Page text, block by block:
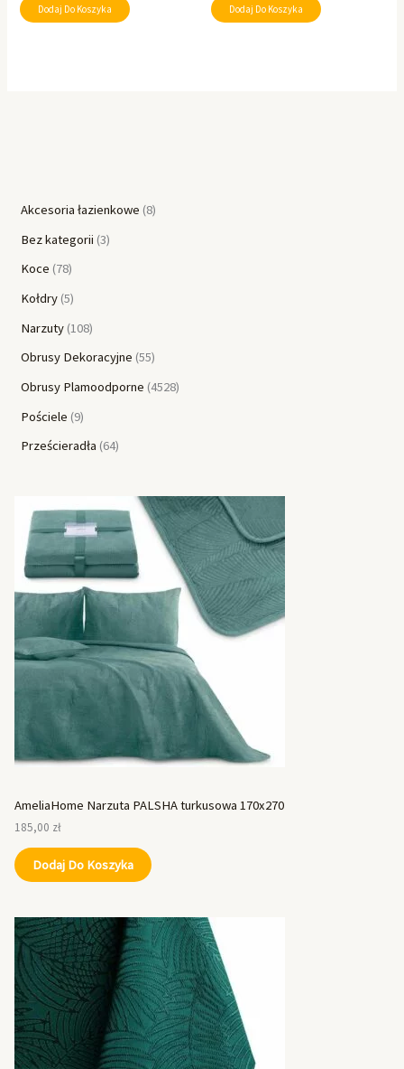
Akcesoria łazienkowe 8
Bez kategorii 3
Koce 78
Kołdry 5
Narzuty 108
Obrusy Dekoracyjne 55
Obrusy Plamoodporne 4528
Pościele 9
Prześcieradła 64
AmeliaHome Narzuta PALSHA turkusowa 170x270
185,00 zł
Dodaj Do Koszyka
Dodaj Do Koszyka Dodaj Do Koszyka